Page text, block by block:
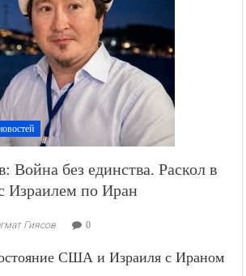
Война без единства. Раскол в
по Иран
Гиясов 0
США и Израиля с Ираном